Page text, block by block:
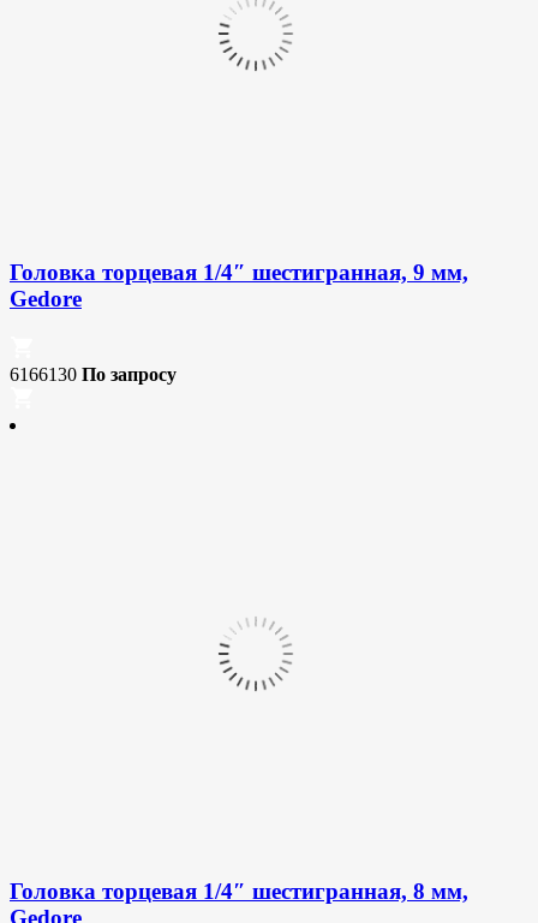
Головка торцевая 1/4″ шестигранная, 9 мм,
Gedore
6166130 По запросу
Головка торцевая 1/4″ шестигранная, 8 мм,